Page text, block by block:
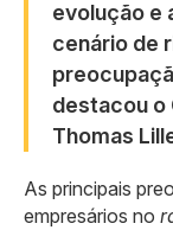
evolução e
cenário de
destacou o
Thomas
As principais
empresários no